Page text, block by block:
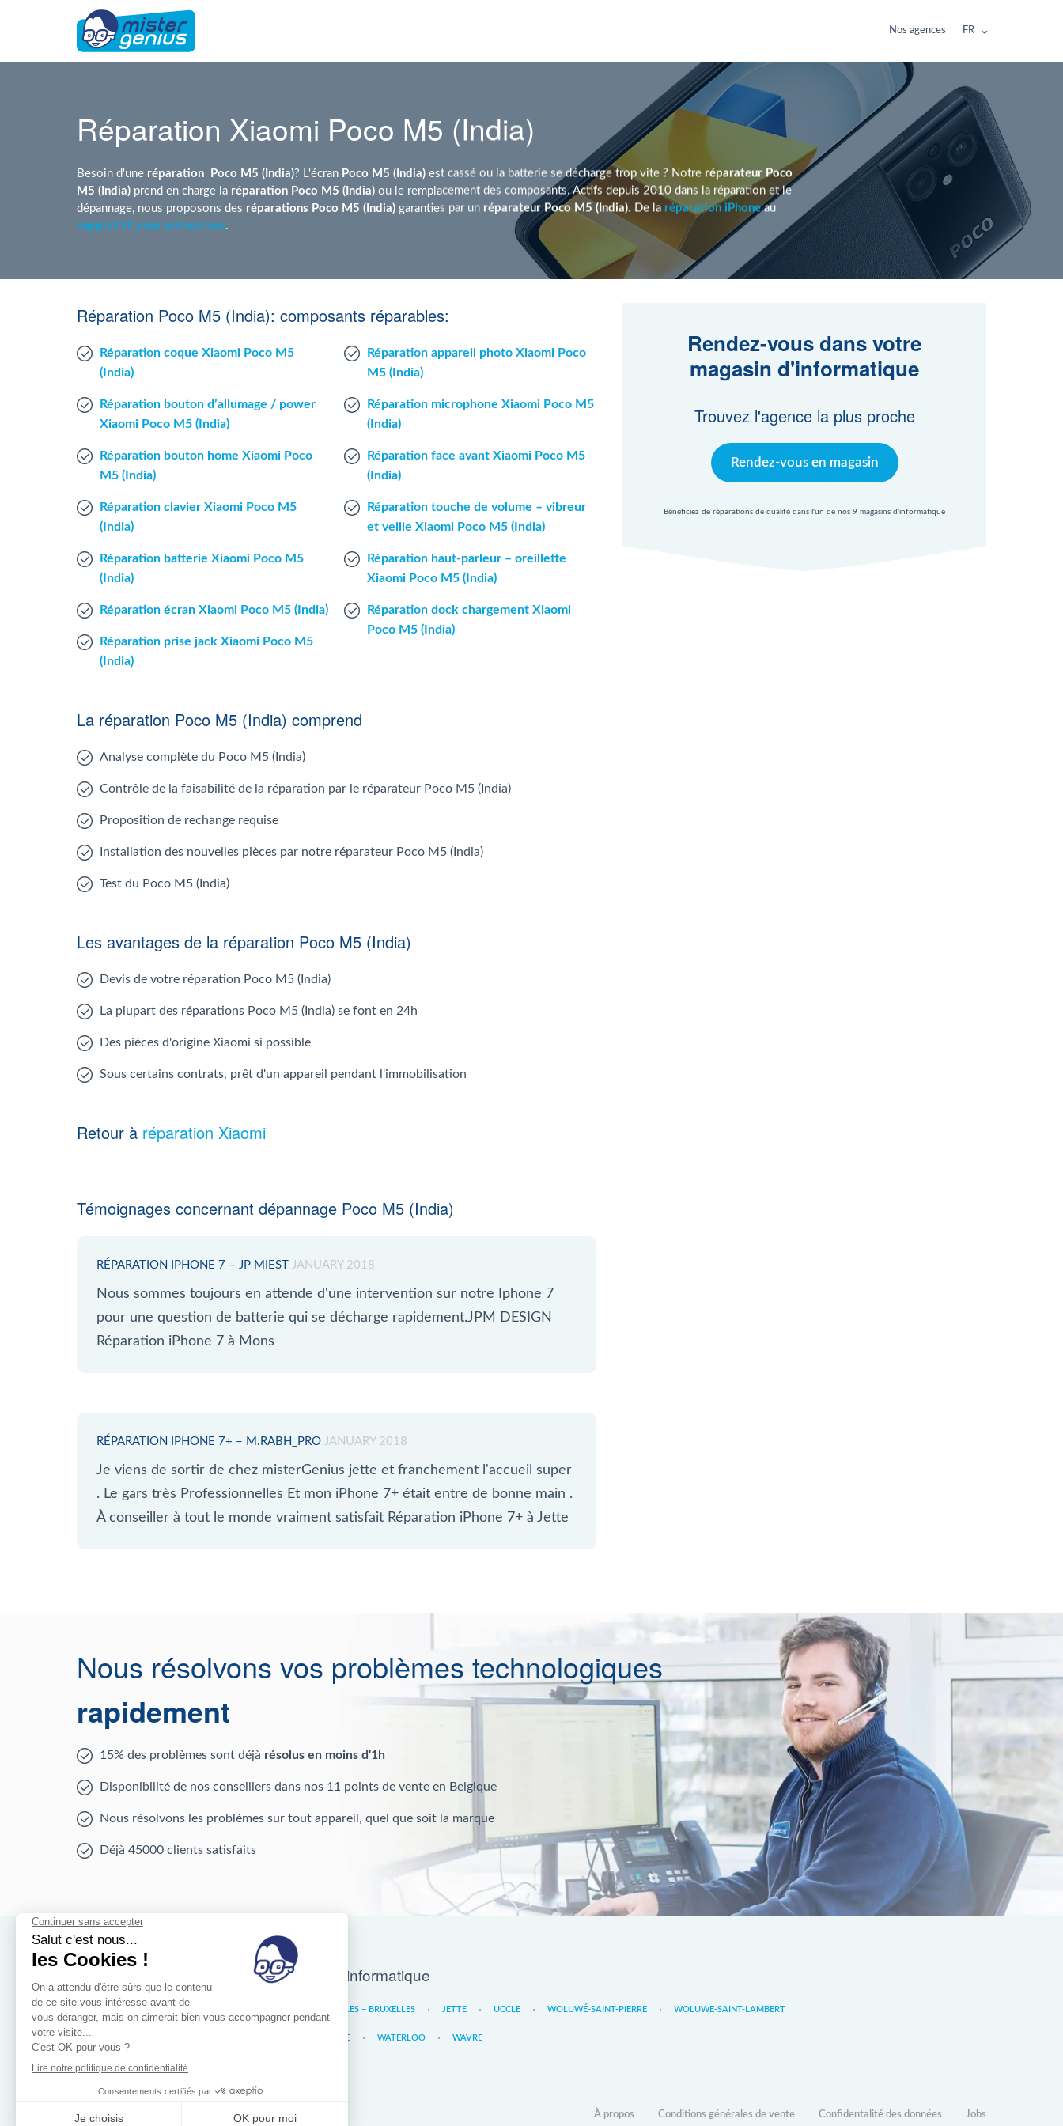
Nos agences FR
Réparation Xiaomi Poco M5 (India)
Besoin d'une réparation Poco M5 (India)? L'écran Poco M5 (India) est cassé ou la batterie se décharge trop vite ? Notre réparateur Poco
M5 (India) prend en charge la réparation Poco M5 (India) ou le remplacement des composants. Actifs depuis 2010 dans la réparation et le
dépannage, nous proposons des réparations Poco M5 (India) garanties par un réparateur Poco M5 (India). De la réparation iPhoneau
support IT pour entreprises.
Réparation Poco M5 (India): composants réparables:
Réparation coque Xiaomi Poco M5
(India)
Réparation bouton d’allumage / power
Xiaomi Poco M5 (India)
Réparation bouton home Xiaomi Poco
M5 (India)
Réparation clavier Xiaomi Poco M5
(India)
Réparation batterie Xiaomi Poco M5
(India)
Réparation écran Xiaomi Poco M5 (India)
Réparation prise jack Xiaomi Poco M5
(India)
Réparation appareil photo Xiaomi Poco
M5 (India)
Réparation microphone Xiaomi Poco M5
(India)
Réparation face avant Xiaomi Poco M5
(India)
Réparation touche de volume – vibreur
et veille Xiaomi Poco M5 (India)
Réparation haut-parleur – oreillette
Xiaomi Poco M5 (India)
Réparation dock chargement Xiaomi
Poco M5 (India)
Rendez-vous dans votre
magasin d'informatique
Trouvez l'agence la plus proche
Rendez-vous en magasin
Bénéficiez de réparations de qualité dans l'un de nos 9 magasins d'informatique
La réparation Poco M5 (India) comprend
Analyse complète du Poco M5 (India)
Contrôle de la faisabilité de la réparation par le réparateur Poco M5 (India)
Proposition de rechange requise
Installation des nouvelles pièces par notre réparateur Poco M5 (India)
Test du Poco M5 (India)
Les avantages de la réparation Poco M5 (India)
Devis de votre réparation Poco M5 (India)
La plupart des réparations Poco M5 (India) se font en 24h
Des pièces d'origine Xiaomi si possible
Sous certains contrats, prêt d'un appareil pendant l'immobilisation
Retour à réparation Xiaomi
Témoignages concernant dépannage Poco M5 (India)
RÉPARATION IPHONE 7 – JP MIEST JANUARY 2018
Nous sommes toujours en attende d'une intervention sur notre Iphone 7
pour une question de batterie qui se décharge rapidement.JPM DESIGN
Réparation iPhone 7 à Mons
RÉPARATION IPHONE 7+ – M.RABH_PRO JANUARY 2018
Je viens de sortir de chez misterGenius jette et franchement l'accueil super
. Le gars très Professionnelles Et mon iPhone 7+ était entre de bonne main .
À conseiller à tout le monde vraiment satisfait Réparation iPhone 7+ à Jette
Nous résolvons vos problèmes technologiques
rapidement
15% des problèmes sont déjà résolus en moins d'1h
Disponibilité de nos conseillers dans nos 11 points de vente en Belgique
Nous résolvons les problèmes sur tout appareil, quel que soit la marque
Déjà 45000 clients satisfaits
Nos magasins d'informatique
IXELLES – BRUXELLES JETTE UCCLE WOLUWÉ-SAINT-PIERRE WOLUWE-SAINT-LAMBERT
LIÈGE WATERLOO WAVRE
À propos Conditions générales de vente Confidentalité des données Jobs